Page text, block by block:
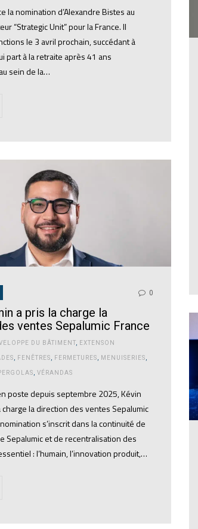
la nomination d’Alexandre Bistes au
“Strategic Unit” pour la France. Il
le 3 avril prochain, succédant à
part à la retraite après 41 ans
sein de la…
0
a pris la charge la
ventes Sepalumic France
DU BÂTIMENT EXTENSON
FENÊTRES FERMETURES MENUISERIES
VÉRANDAS
poste depuis septembre 2025, Kévin
la direction des ventes Sepalumic
s’inscrit dans la continuité de
Sepalumic et de recentralisation des
: l’humain, l’innovation produit,…